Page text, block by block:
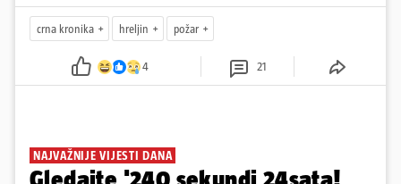
crna kronika hreljin požar
4 21
NAJVAŽNIJE VIJESTI DANA